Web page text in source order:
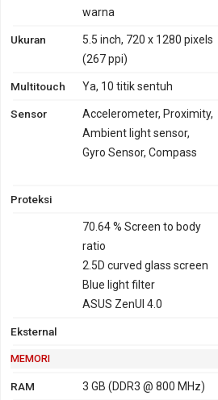
warna
Ukuran
5.5 inch, 720 x 1280 pixels
(267 ppi)
Multitouch Ya, 10 titik sentuh
Sensor
Accelerometer, Proximity,
Ambient light sensor,
Gyro Sensor, Compass
Proteksi
70.64 % Screen to body
ratio
2.5D curved glass screen
Blue light filter
ASUS ZenUI 4.0
Eksternal
MEMORI
RAM 3 GB (DDR3 @ 800 MHz)